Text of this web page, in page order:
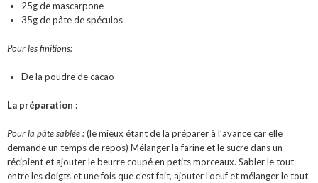
25g de mascarpone
35g de pâte de spéculos
Pour les finitions:
De la poudre de cacao
La préparation :
Pour la pâte sablée :(le mieux étant de la préparer à l’avance car elle
demande un temps de repos) Mélanger la farine et le sucre dans un
récipient et ajouter le beurre coupé en petits morceaux. Sabler le tout
entre les doigts et une fois que c’est fait, ajouter l’oeuf et mélanger le tout